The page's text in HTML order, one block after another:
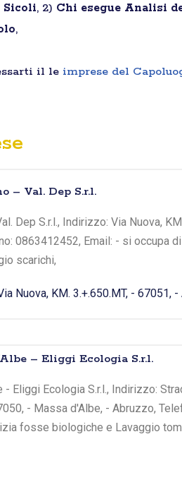
Sicoli, 2) Chi esegue Analisi
,
il le imprese del
– Val. Dep S.r.l.
Dep S.r.l., Indirizzo: Via Nuova,
0863412452, Email: - si occupa
scarichi,
Nuova, KM. 3.+.650.MT, - 67051,
– Eliggi Ecologia S.r.l.
Eliggi Ecologia S.r.l., Indirizzo:
- Massa d'Albe, - Abruzzo,
fosse biologiche e Lavaggio